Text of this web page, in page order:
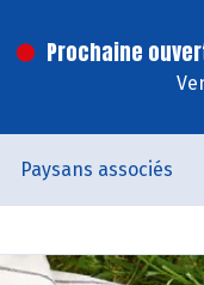
Prochaine
Paysans associés